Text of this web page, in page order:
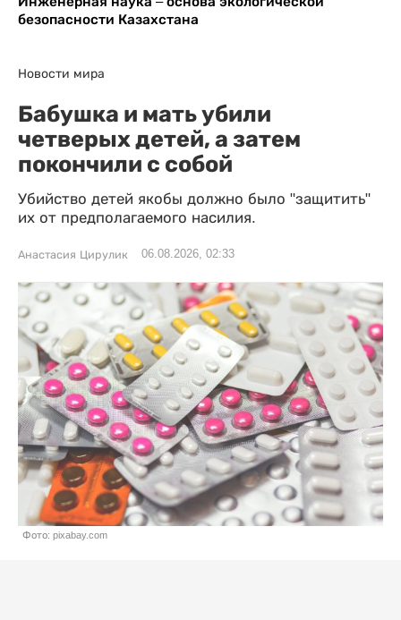
безопасности Казахстана
Новости мира
Бабушка и мать убили
четверых детей, а затем
покончили с собой
Убийство детей якобы должно было "защитить"
их от предполагаемого насилия.
Анастасия Цирулик 06.08.2026, 02:33
Фото: pixabay.com